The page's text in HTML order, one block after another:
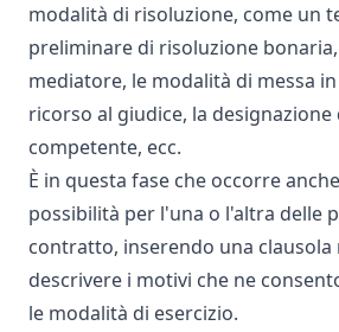
modalità di risoluzione, come un
preliminare di risoluzione
mediatore, le modalità di messa
ricorso al giudice, la
competente, ecc.
È in questa fase che occorre
possibilità per l'una o l'altra delle
contratto, inserendo una
descrivere i motivi che ne
le modalità di esercizio.